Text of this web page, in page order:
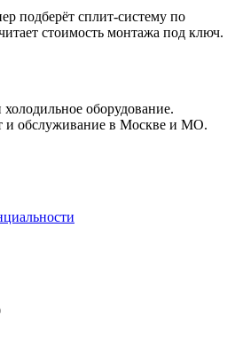
подберёт сплит-систему по
стоимость монтажа под ключ.
оборудование.
и обслуживание в Москве и МО.